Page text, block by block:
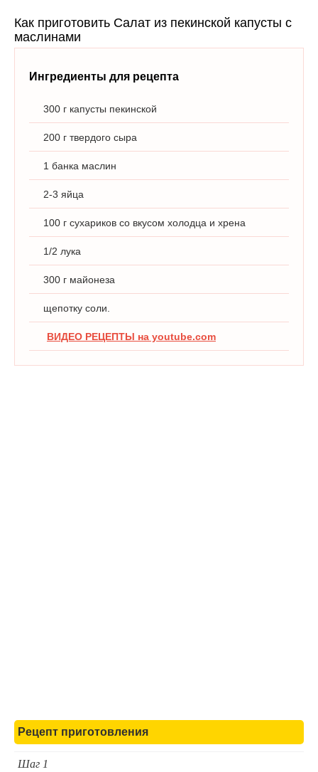
Как приготовить Салат из пекинской капусты с
маслинами
Ингредиенты для рецепта
300 г капусты пекинской
200 г твердого сыра
1 банка маслин
2-3 яйца
100 г сухариков со вкусом холодца и хрена
1/2 лука
300 г майонеза
щепотку соли.
ВИДЕО РЕЦЕПТЫ на youtube.com
Рецепт приготовления
Шаг 1